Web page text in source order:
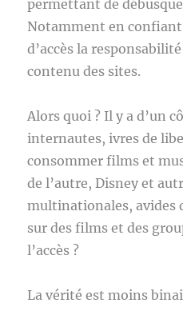
permettant de
Notamment en
d’accès la
contenu des sites.
Alors quoi ? Il y a d’un
internautes, ivres de
consommer films et
de l’autre, Disney et
multinationales, avides
sur des films et des
l’accès ?
La vérité est moins